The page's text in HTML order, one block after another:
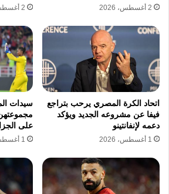
2 أغسطس، 2026 2 أغسطس، 2026
اتحاد الكرة المصري يرحب بتراجع
فيفا عن مشروعه الجديد ويؤكد
دعمه لإنفانتينو
1 أغسطس، 2026
سيدات
على
1 أغسطس، 2026